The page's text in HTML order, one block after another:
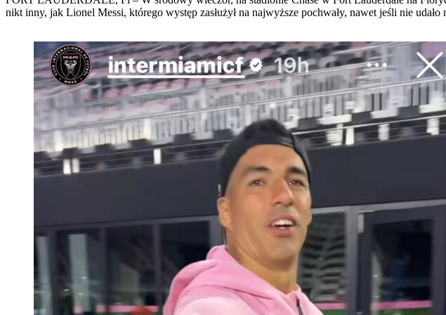
nikt inny, jak Lionel Messi, którego występ zasłużył na najwyższe pochwały, nawet jeśli nie udało